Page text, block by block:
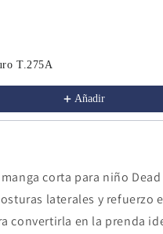
T.275A
Añadir
corta para niño
laterales y refuerzo
convertirla en la prenda